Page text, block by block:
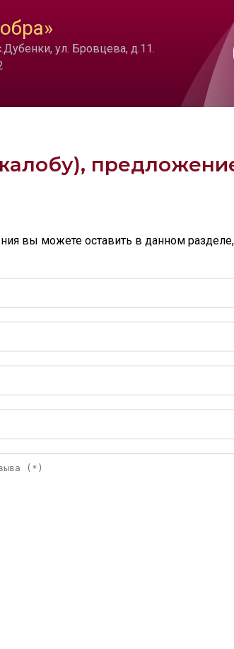
🔊 Включить озвучивание
ул. Бровцева, д.11.
вы можете оставить в данном